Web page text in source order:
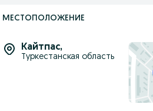
МЕСТОПОЛОЖЕНИЕ
Кайтпас,
Туркестанская область